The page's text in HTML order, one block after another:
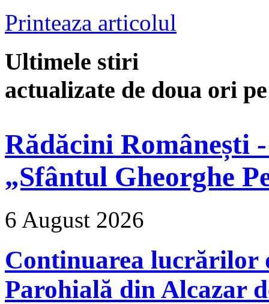
Printeaza articolul
Ultimele stiri
actualizate de doua ori
Rădăcini Românești
„Sfântul Gheorghe
6 August 2026
Continuarea lucrărilor
Parohială din Alcazar